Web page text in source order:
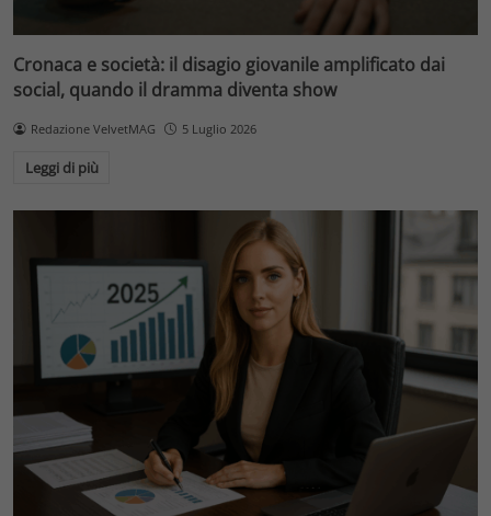
Cronaca e società: il disagio giovanile amplificato dai
social, quando il dramma diventa show
Redazione VelvetMAG 5 Luglio 2026
Leggi di più